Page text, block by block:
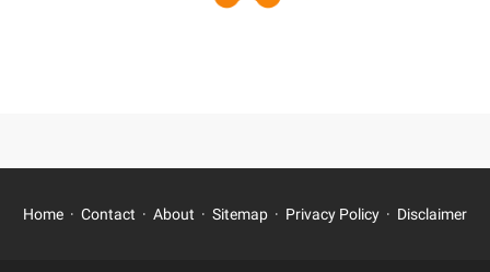
Home Contact About Sitemap Privacy Policy Disclaimer